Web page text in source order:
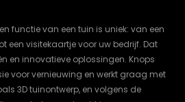
functie van een tuin is uniek: van een
een visitekaartje voor uw bedrijf. Dat
en innovatieve oplossingen. Knops
voor vernieuwing en werkt graag met
3D tuinontwerp, en volgens de